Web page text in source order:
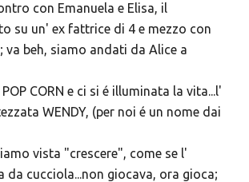
con Emanuela e Elisa, il
su un' ex fattrice di 4 e mezzo con
va beh, siamo andati da Alice a
CORN e ci si é illuminata la vita...l'
WENDY, (per noi é un nome dai
vista "crescere", come se l'
da cucciola...non giocava, ora gioca;